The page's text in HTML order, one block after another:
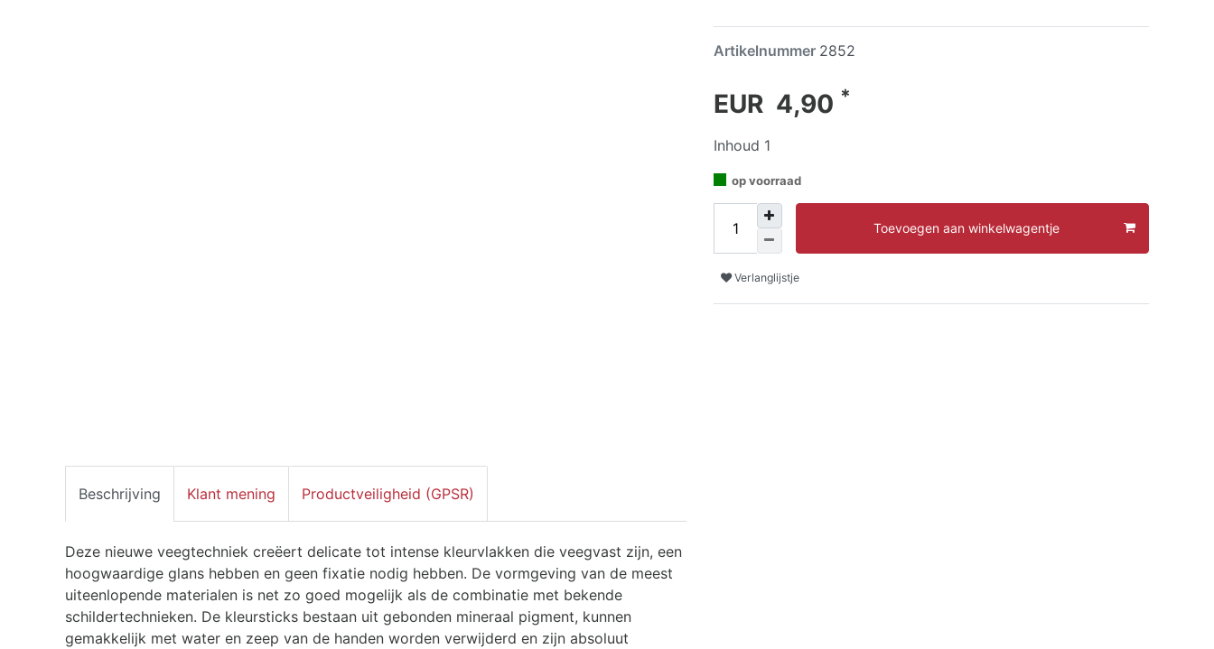
Artikelnummer 2852
EUR 4,90 *
Inhoud 1
op voorraad
Toevoegen aan winkelwagentje
Verlanglijstje
Beschrijving Klant mening Productveiligheid (GPSR)
Deze nieuwe veegtechniek creëert delicate tot intense kleurvlakken die veegvast zijn, een
hoogwaardige glans hebben en geen fixatie nodig hebben. De vormgeving van de meest
uiteenlopende materialen is net zo goed mogelijk als de combinatie met bekende
schildertechnieken. De kleursticks bestaan uit gebonden mineraal pigment, kunnen
gemakkelijk met water en zeep van de handen worden verwijderd en zijn absoluut